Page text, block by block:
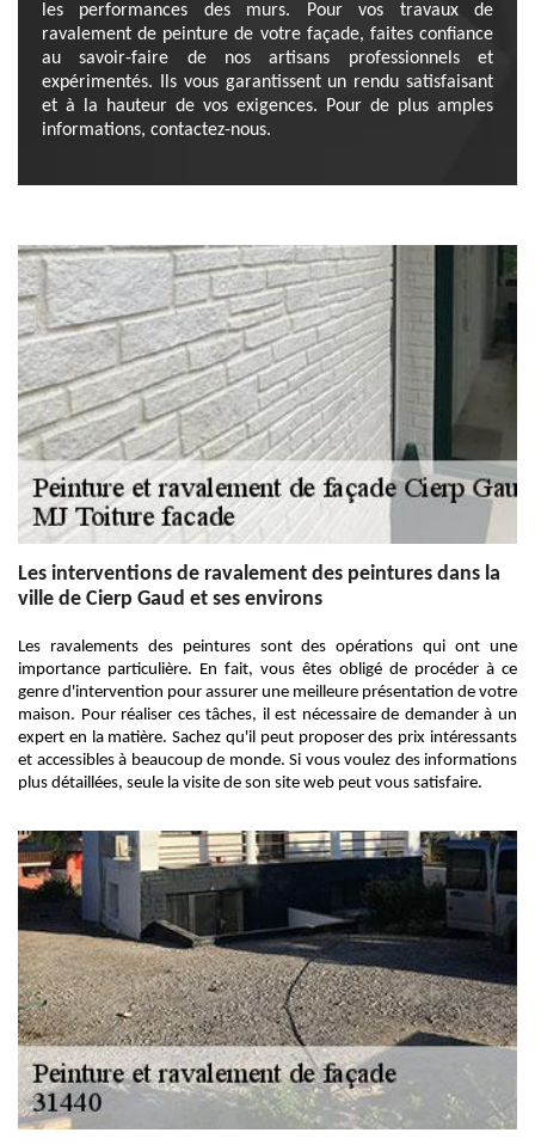
les performances des murs. Pour vos travaux de
ravalement de peinture de votre façade, faites confiance
au savoir-faire de nos artisans professionnels et
expérimentés. Ils vous garantissent un rendu satisfaisant
et à la hauteur de vos exigences. Pour de plus amples
informations, contactez-nous.
Les interventions de ravalement des peintures dans la
ville de Cierp Gaud et ses environs
Les ravalements des peintures sont des opérations qui ont une
importance particulière. En fait, vous êtes obligé de procéder à ce
genre d'intervention pour assurer une meilleure présentation de votre
maison. Pour réaliser ces tâches, il est nécessaire de demander à un
expert en la matière. Sachez qu'il peut proposer des prix intéressants
et accessibles à beaucoup de monde. Si vous voulez des informations
plus détaillées, seule la visite de son site web peut vous satisfaire.